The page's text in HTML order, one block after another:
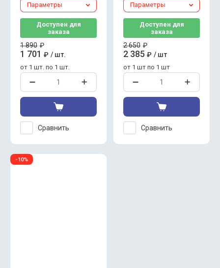
Параметры
Доступен для
заказа
1 890 ₽
1 701 ₽ / шт.
от 1 шт. по 1 шт.
Сравнить
Параметры
Доступен для
заказа
2 650 ₽
2 385 ₽ / шт
от 1 шт по 1 шт
Сравнить
-10%